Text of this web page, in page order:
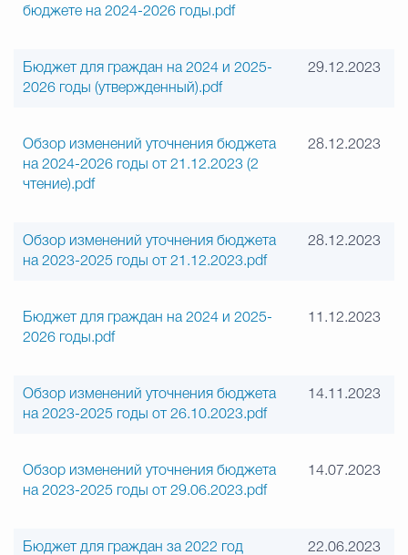
бюджете на 2024-2026 годы.pdf
Бюджет для граждан на 2024 и 2025-
2026 годы (утвержденный).pdf
29.12.2023
Обзор изменений уточнения бюджета
на 2024-2026 годы от 21.12.2023 (2
чтение).pdf
28.12.2023
Обзор изменений уточнения бюджета
на 2023-2025 годы от 21.12.2023.pdf
28.12.2023
Бюджет для граждан на 2024 и 2025-
2026 годы.pdf
11.12.2023
Обзор изменений уточнения бюджета
на 2023-2025 годы от 26.10.2023.pdf
14.11.2023
Обзор изменений уточнения бюджета
на 2023-2025 годы от 29.06.2023.pdf
14.07.2023
Бюджет для граждан за 2022 год
22.06.2023